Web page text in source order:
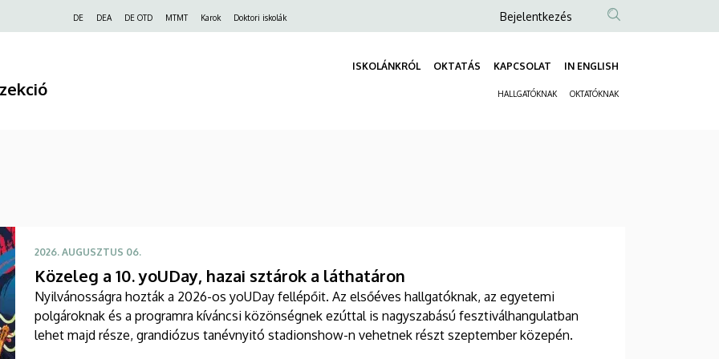
Felső
DE DEA DE OTD MTMT Karok Doktori iskolák
Anonim
fiók
menüje
Bejelentkezés
ISKOLÁNKRÓL OKTATÁS KAPCSOLAT IN ENGLISH
HALLGATÓKNAK OKTATÓKNAK
2026. AUGUSZTUS 06.
Közeleg a 10. yoUDay, hazai sztárok a láthatáron
Nyilvánosságra hozták a 2026-os yoUDay fellépőit. Az elsőéves hallgatóknak, az egyetemi
polgároknak és a programra kíváncsi közönségnek ezúttal is nagyszabású fesztiválhangulatban
lehet majd része, grandiózus tanévnyitó stadionshow-n vehetnek részt szeptember közepén.